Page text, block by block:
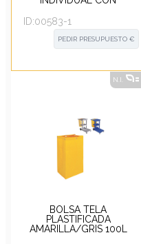
ID:00583-1
PEDIR PRESUPUESTO €
N.I.
BOLSA TELA
PLASTIFICADA
AMARILLA/GRIS 100L